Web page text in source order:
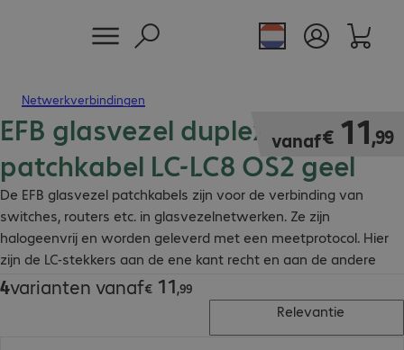
Netwerkverbindingen
EFB glasvezel duplex
patchkabel LC-LC8 OS2 geel
De EFB glasvezel patchkabels zijn voor de verbinding van
switches, routers etc. in glasvezelnetwerken. Ze zijn
halogeenvrij en worden geleverd met een meetprotocol. Hier
zijn de LC-stekkers aan de ene kant recht en aan de andere
kant 8° afgeschuind.
vanaf€ 11,99
€ 11,99
4varianten vanaf€ 11,99
€ 11,99
Relevantie